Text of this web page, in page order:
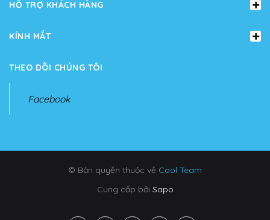
HỖ TRỢ KHÁCH HÀNG
KÍNH MẮT
THEO DÕI CHÚNG TÔI
Facebook
© Bản quyền thuộc về Cool Team
Cung cấp bởi Sapo